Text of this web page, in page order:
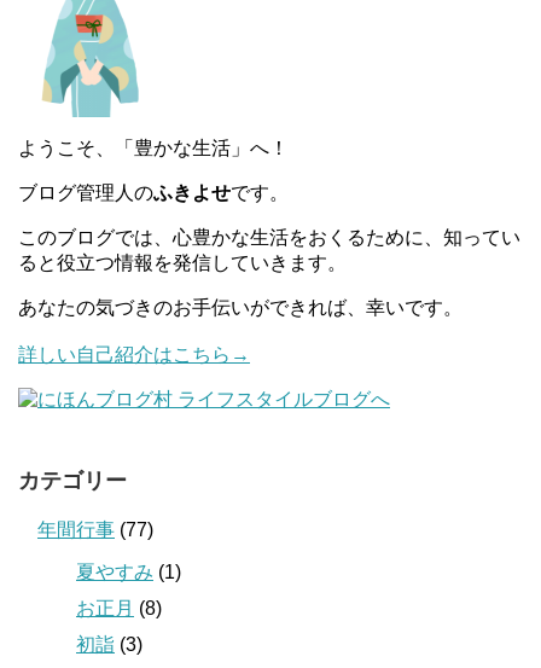
ようこそ、「豊かな生活」へ！
ブログ管理人のふきよせです。
このブログでは、心豊かな生活をおくるために、知ってい
ると役立つ情報を発信していきます。
あなたの気づきのお手伝いができれば、幸いです。
詳しい自己紹介はこちら→
カテゴリー
年間行事 (77)
夏やすみ (1)
お正月 (8)
初詣 (3)